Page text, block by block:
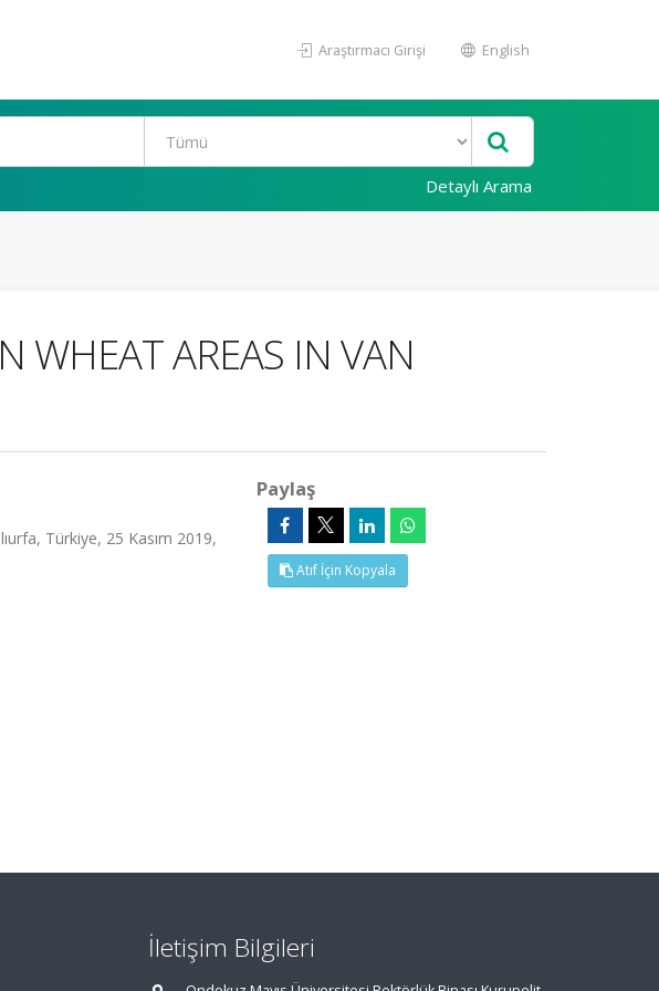
Araştırmacı Girişi English
Detaylı Arama
WHEAT AREAS IN VAN
Türkiye, 25 Kasım 2019,
Paylaş
Atıf İçin Kopyala
İletişim Bilgileri